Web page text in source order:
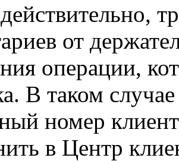
от
операции,
В таком
номер
в Центр